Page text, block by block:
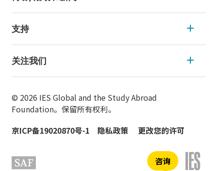
支持
关注我们
© 2026 IES Global and the Study Abroad
Foundation。保留所有权利。
京ICP备19020870号-1
隐私政策 更改您的许可
咨询